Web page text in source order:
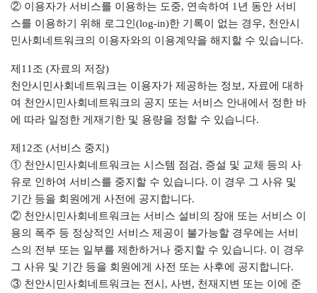
② 이용자가 서비스를 이용하는 도중, 연속하여 1년 동안 서비
스를 이용하기 위해 로그인(log-in)한 기록이 없는 경우, 천안시
민사회네트워크의 이용자와의 이용계약을 해지할 수 있습니다.
제11조 (자료의 저장)
천안시민사회네트워크는 이용자가 제공하는 정보, 자료에 대하
여 천안시민사회네트워크의 공지 또는 서비스 안내에서 정한 바
에 따라 일정한 게재기한 및 용량을 정할 수 있습니다.
제12조 (서비스 중지)
① 천안시민사회네트워크는 시스템 점검, 증설 및 교체 등의 사
유로 인하여 서비스를 중지할 수 있습니다. 이 경우 그 사유 및
기간 등을 회원에게 사전에 공지합니다.
② 천안시민사회네트워크는 서비스 설비의 장애 또는 서비스 이
용의 폭주 등 정상적인 서비스 제공이 불가능할 경우에는 서비
스의 전부 또는 일부를 제한하거나 중지할 수 있습니다. 이 경우
그 사유 및 기간 등을 회원에게 사전 또는 사후에 공지합니다.
③ 천안시민사회네트워크는 전시, 사변, 천재지변 또는 이에 준